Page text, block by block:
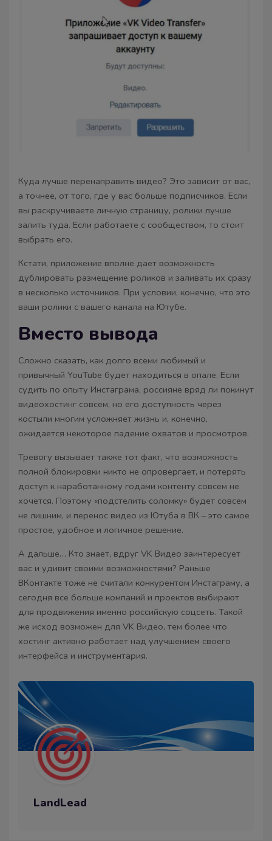
Куда лучше перенаправить видео? Это зависит от вас,
а точнее, от того, где у вас больше подписчиков. Если
вы раскручиваете личную страницу, ролики лучше
залить туда. Если работаете с сообществом, то стоит
выбрать его.
Кстати, приложение вполне дает возможность
дублировать размещение роликов и заливать их сразу
в несколько источников. При условии, конечно, что это
ваши ролики с вашего канала на Ютубе.
Вместо вывода
Сложно сказать, как долго всеми любимый и
привычный YouTube будет находиться в опале. Если
судить по опыту Инстаграма, россияне вряд ли покинут
видеохостинг совсем, но его доступность через
костыли многим усложняет жизнь и, конечно,
ожидается некоторое падение охватов и просмотров.
Тревогу вызывает также тот факт, что возможность
полной блокировки никто не опровергает, и потерять
доступ к наработанному годами контенту совсем не
хочется. Поэтому «подстелить соломку» будет совсем
не лишним, и перенос видео из Ютуба в ВК – это самое
простое, удобное и логичное решение.
А дальше… Кто знает, вдруг VK Видео заинтересует
вас и удивит своими возможностями? Раньше
ВКонтакте тоже не считали конкурентом Инстаграму, а
сегодня все больше компаний и проектов выбирают
для продвижения именно российскую соцсеть. Такой
же исход возможен для VK Видео, тем более что
хостинг активно работает над улучшением своего
интерфейса и инструментария.
LandLead